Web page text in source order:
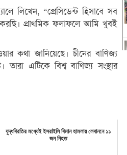
লিখেন, “প্রেসিডেন্ট হিসাবে সব
করছি। প্রাথমিক ফলাফলে আমি খুবই
কথা জানিয়েছে। চীনের বাণিজ্য
তারা এটিকে বিশ্ব বাণিজ্য সংস্থার
যুদ্ধবিরতির মধ্যেই ইসরাইলি বিমান হামলায় লেবাননে ১১
জন নিহত